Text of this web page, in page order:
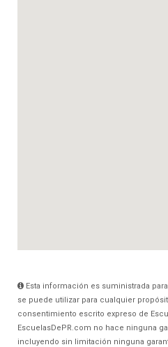
Esta información es suministrada
se puede utilizar para cualquier
consentimiento escrito expreso de
EscuelasDePR.com no hace ninguna
incluyendo sin limitación ninguna